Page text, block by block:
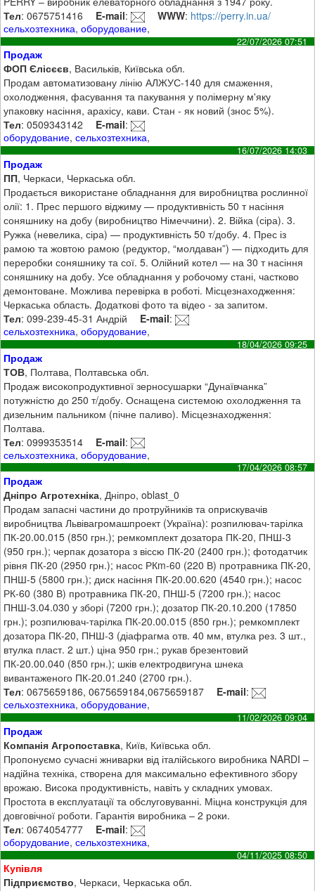
Тел: 0675751416 E-mail: WWW: https://perry.in.ua/
сельхозтехника,оборудование,
22/07/2026 07:51
Продаж
ФОП Єлісєєв, Васильків, Київська обл.
Продам автоматизовану лінію АЛЖУС-140 для смаження,
охолодження, фасування та пакування у полімерну м'яку
упаковку насіння, арахісу, кави. Стан - як новий (знос 5%).
Тел: 0509343142 E-mail:
оборудование,сельхозтехника,
16/07/2026 14:03
Продаж
ПП, Черкаси, Черкаська обл.
Продається використане обладнання для виробництва рослинної
олії: 1. Прес першого віджиму — продуктивність 50 т насіння
соняшнику на добу (виробництво Німеччини). 2. Війка (сіра). 3.
Ружка (невелика, сіра) — продуктивність 50 т/добу. 4. Прес із
рамою та жовтою рамою (редуктор, “молдаван”) — підходить для
переробки соняшнику та сої. 5. Олійний котел — на 30 т насіння
соняшнику на добу. Усе обладнання у робочому стані, частково
демонтоване. Можлива перевірка в роботі. Місцезнаходження:
Черкаська область. Додаткові фото та відео - за запитом.
Тел: 099-239-45-31 Андрій E-mail:
сельхозтехника,оборудование,
18/04/2026 09:25
Продаж
ТОВ, Полтава, Полтавська обл.
Продаж високопродуктивної зерносушарки “Дунаївчанка”
потужністю до 250 т/добу. Оснащена системою охолодження та
дизельним пальником (пічне паливо). Місцезнаходження:
Полтава.
Тел: 0999353514 E-mail:
сельхозтехника,оборудование,
17/04/2026 08:57
Продаж
Дніпро Агротехніка, Дніпро, oblast_0
Продам запасні частини до протруйників та оприскувачів
виробництва Львівагромашпроект (Україна): розпилювач-тарілка
ПК-20.00.015 (850 грн.); ремкомплект дозатора ПК-20, ПНШ-3
(950 грн.); черпак дозатора з віссю ПК-20 (2400 грн.); фотодатчик
рівня ПК-20 (2950 грн.); насос РКm-60 (220 В) протравника ПК-20,
ПНШ-5 (5800 грн.); диск насіння ПК-20.00.620 (4540 грн.); насос
РК-60 (380 В) протравника ПК-20, ПНШ-5 (7200 грн.); насос
ПНШ-3.04.030 у зборі (7200 грн.); дозатор ПК-20.10.200 (17850
грн.); розпилювач-тарілка ПК-20.00.015 (850 грн.); ремкомплект
дозатора ПК-20, ПНШ-3 (діафрагма отв. 40 мм, втулка рез. 3 шт.,
втулка пласт. 2 шт.) ціна 950 грн.; рукав брезентовий
ПК-20.00.040 (850 грн.); шків електродвигуна шнека
вивантаженого ПК-20.01.240 (2700 грн.).
Тел: 0675659186, 0675659184,0675659187 E-mail:
сельхозтехника,оборудование,
11/02/2026 09:04
Продаж
Компанія Агропоставка, Київ, Київська обл.
Пропонуємо сучасні жниварки від італійського виробника NARDI –
надійна техніка, створена для максимально ефективного збору
врожаю. Висока продуктивність, навіть у складних умовах.
Простота в експлуатації та обслуговуванні. Міцна конструкція для
довговічної роботи. Гарантія виробника – 2 роки.
Тел: 0674054777 E-mail:
оборудование,сельхозтехника,
04/11/2025 08:50
Купівля
Підприємство, Черкаси, Черкаська обл.